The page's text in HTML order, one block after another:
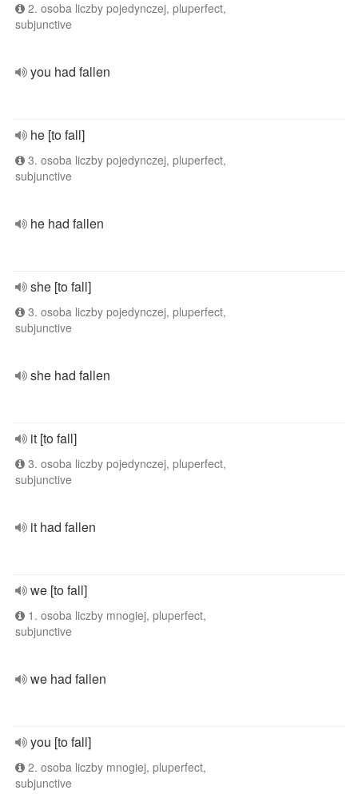
2. osoba liczby pojedynczej, pluperfect,
subjunctive
you had fallen
he [to fall]
3. osoba liczby pojedynczej, pluperfect,
subjunctive
he had fallen
she [to fall]
3. osoba liczby pojedynczej, pluperfect,
subjunctive
she had fallen
it [to fall]
3. osoba liczby pojedynczej, pluperfect,
subjunctive
it had fallen
we [to fall]
1. osoba liczby mnogiej, pluperfect,
subjunctive
we had fallen
you [to fall]
2. osoba liczby mnogiej, pluperfect,
subjunctive